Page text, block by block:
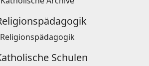
Religionspädagogik